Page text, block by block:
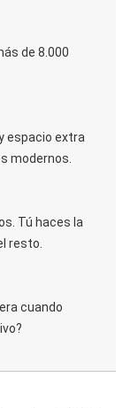
de 8.000
espacio extra
modernos.
Tú haces la
resto.
cuando